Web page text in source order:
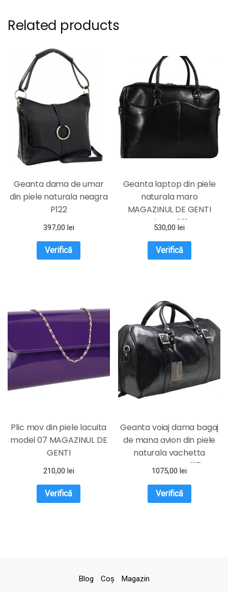
Related products
Geanta dama de umar
din piele naturala neagra
P122
397,00 lei
Verifică
Geanta laptop din piele
naturala maro
MAGAZINUL DE GENTI
dama 031
530,00lei
Verifică
Plic mov din piele lacuita
model 07 MAGAZINUL DE
GENTI
210,00 lei
Verifică
Geanta voiaj dama bagaj
de mana avion din piele
naturala vachetta
neagra FGVD117
1075,00lei
Verifică
Blog Coş Magazin